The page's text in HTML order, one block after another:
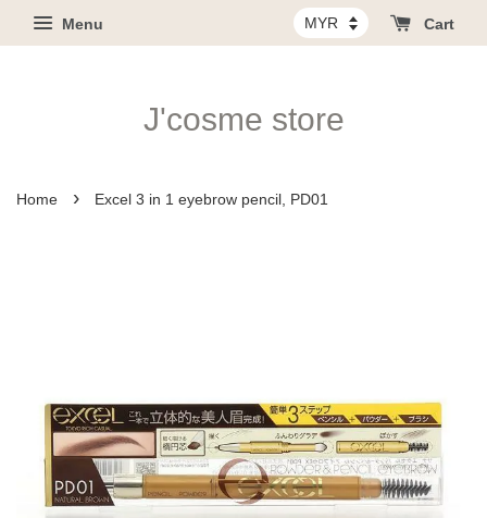
Menu Cart
J'cosme store
Home › Excel 3 in 1 eyebrow pencil, PD01